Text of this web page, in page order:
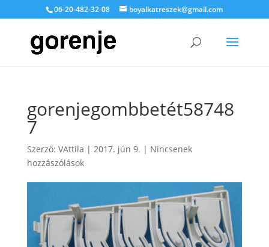
06-20-482-32-08 boyalkatreszek@gmail.com
gorenjegombbetét58748
7
Szerző: VAttila | 2017. jún 9. | Nincsenek
hozzászólások